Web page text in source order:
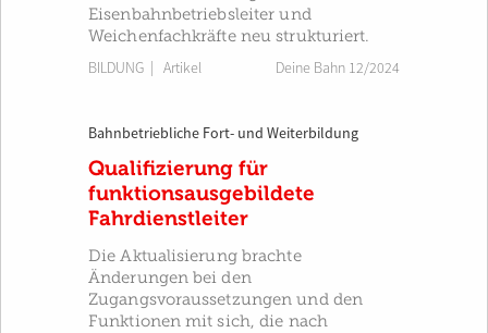
Eisenbahnbetriebsleiter und
Weichenfachkräfte neu strukturiert.
BILDUNG | Artikel Deine Bahn 12/2024
Bahnbetriebliche Fort- und Weiterbildung
Qualifizierung für
funktionsausgebildete
Fahrdienstleiter
Die Aktualisierung brachte
Änderungen bei den
Zugangsvoraussetzungen und den
Funktionen mit sich, die nach